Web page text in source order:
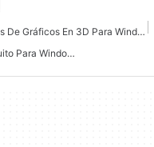
Juegos De Gráficos En 3D Para Windows
Renderizado 3D Gratuito Para Windows